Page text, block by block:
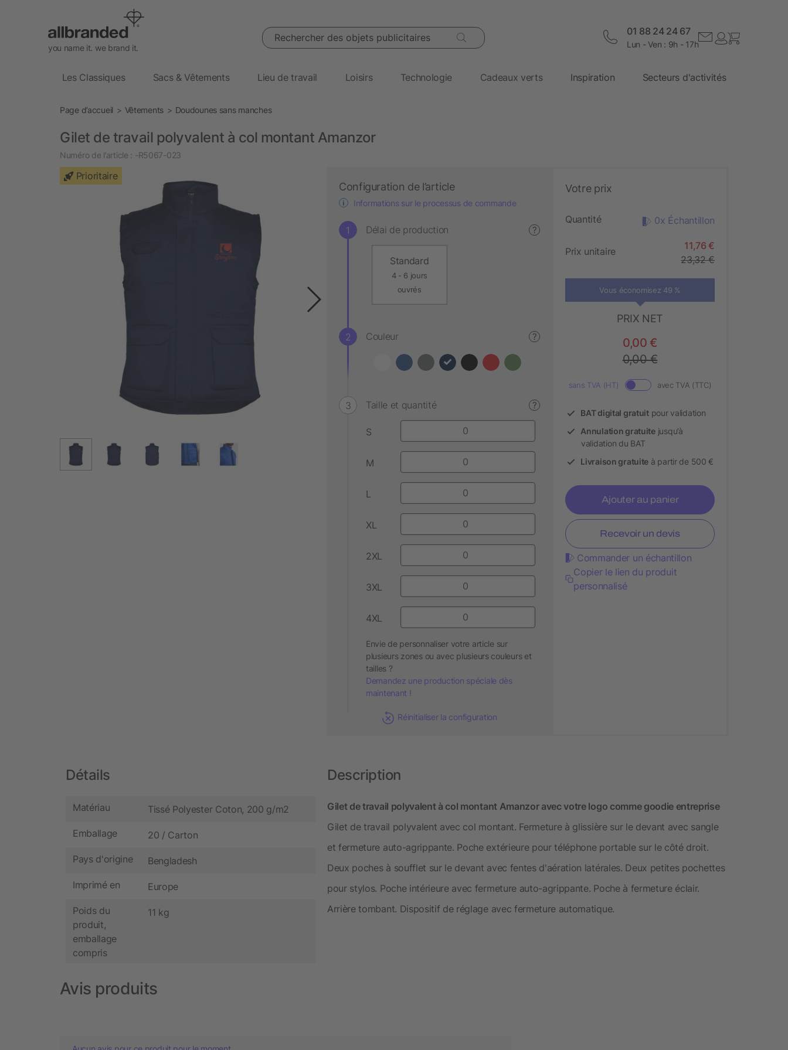
you name it. we brand it.
Rechercher des objets publicitaires 01 88 24 24 67
Lun - Ven : 9h - 17h
Les Classiques Sacs & Vêtements Lieu de travail Loisirs Technologie Cadeaux verts Inspiration Secteurs d'activités
Page d’accueil Vêtements Doudounes sans manches
Gilet de travail polyvalent à col montant Amanzor
Numéro de l’article : -R5067-023
Prioritaire
Configuration de l’article
Informations sur le processus de commande
Délai de production ?
Standard
4 - 6 jours
ouvrés
Couleur ?
Taille et quantité ?
S
M
L
XL
2XL
3XL
4XL
Envie de personnaliser votre article sur
plusieurs zones ou avec plusieurs couleurs et
tailles ?
Demandez une production spéciale dès
maintenant !
Réinitialiser la configuration
Votre prix
Quantité 0x Échantillon
Prix unitaire
11,76 €
23,32 €
Vous économisez 49 %
PRIX NET
0,00 €
0,00 €
sans TVA (HT) avec TVA (TTC)
BAT digital gratuitpour validation
Annulation gratuitejusqu’à
validation du BAT
Livraison gratuite à partir de 500 €
Ajouter au panier
Recevoir un devis
Commander un échantillon
Copier le lien du produit
personnalisé
Détails
Matériau Tissé Polyester Coton, 200 g/m2
Emballage 20 / Carton
Pays d'origine Bengladesh
Imprimé en Europe
Poids du
produit,
emballage
compris
11 kg
Description
Gilet de travail polyvalent à col montant Amanzor avec votre logo comme goodie entreprise
Gilet de travail polyvalent avec col montant. Fermeture à glissière sur le devant avec sangle
et fermeture auto-agrippante. Poche extérieure pour téléphone portable sur le côté droit.
Deux poches à soufflet sur le devant avec fentes d'aération latérales. Deux petites pochettes
pour stylos. Poche intérieure avec fermeture auto-agrippante. Poche à fermeture éclair.
Arrière tombant. Dispositif de réglage avec fermeture automatique.
Avis produits